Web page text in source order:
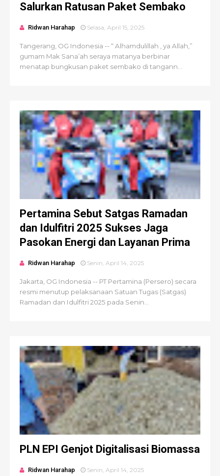
Salurkan Ratusan Paket Sembako
Ridwan Harahap Selasa, April 15, 2025
Tangerang, OG Indonesia -- “ Alhamdulillah , ya Allah,”
gumam Mak Sana’ah seraya matanya berbinar
menatap bungkusan paket sembako di tangann...
Pertamina Sebut Satgas Ramadan
dan Idulfitri 2025 Sukses Jaga
Pasokan Energi dan Layanan Prima
Ridwan Harahap Senin, April 14, 2025
Jakarta, OG Indonesia -- PT Pertamina (Persero) secara
resmi menutup pelaksanaan Satuan Tugas (Satgas)
Ramadan dan Idulfitri 2025 pada Senin...
PLN EPI Genjot Digitalisasi Biomassa
Ridwan Harahap Senin, April 14, 2025